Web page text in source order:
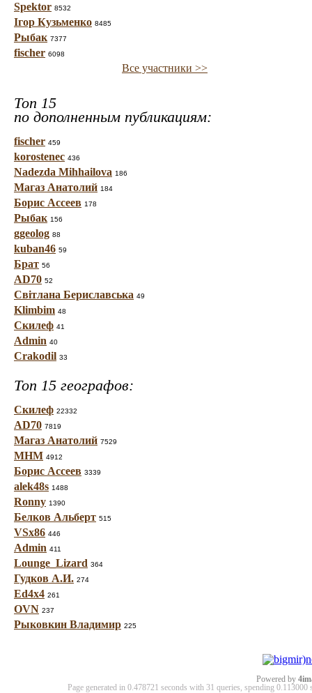
Spektor 8532
Ігор Кузьменко 8485
Рыбак 7377
fischer 6098
Все участники >>
Топ 15
по дополненным публикациям:
fischer 459
korostenec 436
Nadezda Mihhailova 186
Магаз Анатолий 184
Борис Ассеев 178
Рыбак 156
ggeolog 88
kuban46 59
Брат 56
AD70 52
Світлана Бериславська 49
Klimbim 48
Скилеф 41
Admin 40
Crakodil 33
Топ 15 географов:
Скилеф 22332
AD70 7819
Магаз Анатолий 7529
МНМ 4912
Борис Ассеев 3339
alek48s 1488
Ronny 1390
Белков Альберт 515
VSx86 446
Admin 411
Lounge_Lizard 364
Гудков А.И. 274
Ed4x4 261
OVN 237
Рыковкин Владимир 225
Powered by
Page generated in 0.478721 seconds with 31 queries, spending